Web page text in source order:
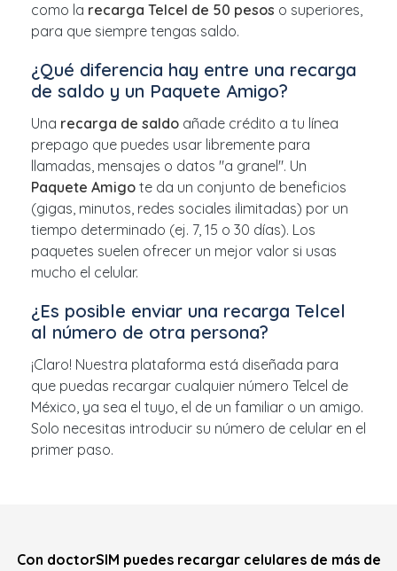
como la recarga Telcel de 50 pesos o superiores,
para que siempre tengas saldo.
¿Qué diferencia hay entre una recarga
de saldo y un Paquete Amigo?
Una recarga de saldo añade crédito a tu línea
prepago que puedes usar libremente para
llamadas, mensajes o datos "a granel". Un
Paquete Amigo te da un conjunto de beneficios
(gigas, minutos, redes sociales ilimitadas) por un
tiempo determinado (ej. 7, 15 o 30 días). Los
paquetes suelen ofrecer un mejor valor si usas
mucho el celular.
¿Es posible enviar una recarga Telcel
al número de otra persona?
¡Claro! Nuestra plataforma está diseñada para
que puedas recargar cualquier número Telcel de
México, ya sea el tuyo, el de un familiar o un amigo.
Solo necesitas introducir su número de celular en el
primer paso.
Con doctorSIM puedes recargar celulares de más de